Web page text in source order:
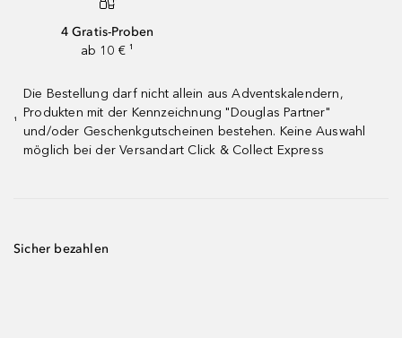
4 Gratis-Proben
ab 10 € ¹
¹
Die Bestellung darf nicht allein aus Adventskalendern,
Produkten mit der Kennzeichnung "Douglas Partner"
und/oder Geschenkgutscheinen bestehen. Keine Auswahl
möglich bei der Versandart Click & Collect Express
Sicher bezahlen